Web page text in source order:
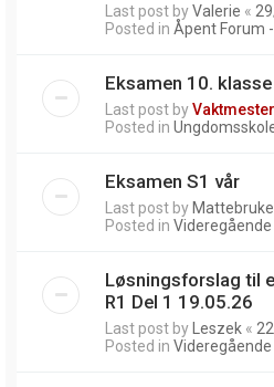
Last post byValerie «
Posted in Åpent Forum
Eksamen 10.
Last post byVaktmester
Posted in
Eksamen S1 vår
Last post by
Posted in Videregående
Løsningsforslag til
R1 Del 1 19.05.26
Last post by Leszek «
Posted in Videregående